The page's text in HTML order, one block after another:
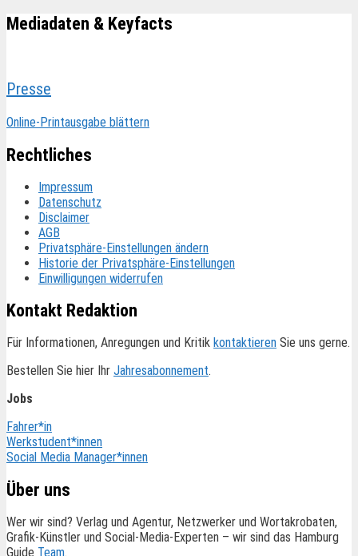
Mediadaten & Keyfacts
Presse
Online-Printausgabe blättern
Rechtliches
Impressum
Datenschutz
Disclaimer
AGB
Privatsphäre-Einstellungen ändern
Historie der Privatsphäre-Einstellungen
Einwilligungen widerrufen
Kontakt Redaktion
Für Informationen, Anregungen und Kritik kontaktieren Sie uns gerne.
Bestellen Sie hier Ihr Jahresabonnement.
Jobs
Fahrer*in
Werkstudent*innen
Social Media Manager*innen
Über uns
Wer wir sind? Verlag und Agentur, Netzwerker und Wortakrobaten,
Grafik-Künstler und Social-Media-Experten – wir sind das Hamburg
Guide Team.